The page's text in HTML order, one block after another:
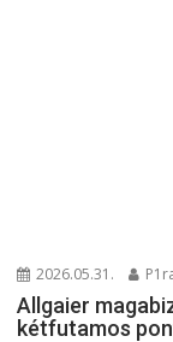
2026.05.31.
Allgaier
kétfutamos